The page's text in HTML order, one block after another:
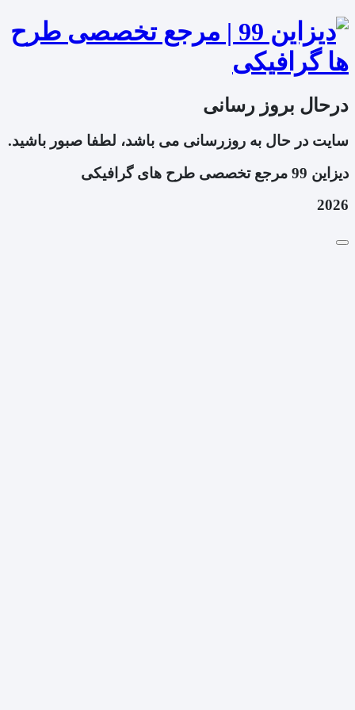
درحال بروز رسانی
سایت در حال به روزرسانی می باشد، لطفا صبور باشید.
دیزاین 99 مرجع تخصصی طرح های گرافیکی
2026